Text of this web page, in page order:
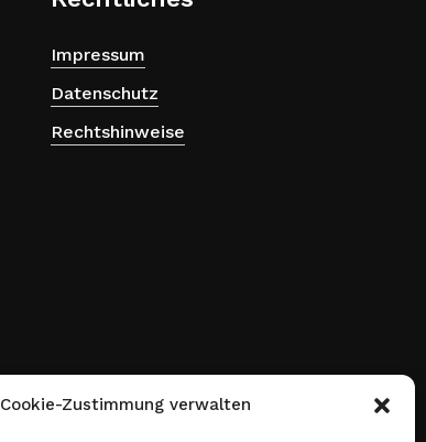
Cookie-Zustimmung verwalten
Impressum
Datenschutz
Rechtshinweise